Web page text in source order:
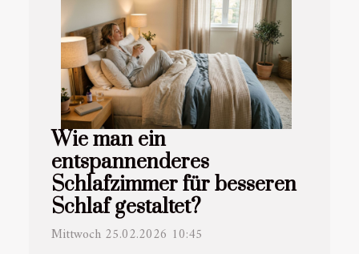
Wie man ein
entspannenderes
Schlafzimmer für besseren
Schlaf gestaltet?
Mittwoch 25.02.2026 10:45